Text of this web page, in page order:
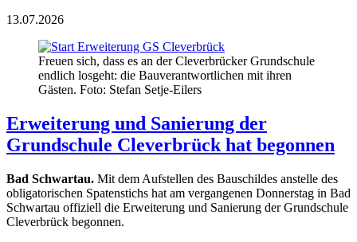
13.07.2026
Freuen sich, dass es an der Cleverbrücker Grundschule
endlich losgeht: die Bauverantwortlichen mit ihren
Gästen. Foto: Stefan Setje-Eilers
Erweiterung und Sanierung der
Grundschule Cleverbrück hat begonnen
Bad Schwartau. Mit dem Aufstellen des Bauschildes anstelle des
obligatorischen Spatenstichs hat am vergangenen Donnerstag in Bad
Schwartau offiziell die Erweiterung und Sanierung der Grundschule
Cleverbrück begonnen.